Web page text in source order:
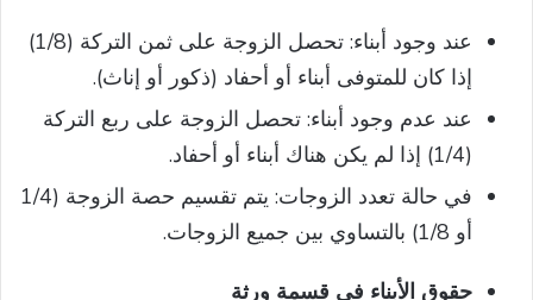
عند وجود أبناء: تحصل الزوجة على ثمن التركة (1/8)
إذا كان للمتوفى أبناء أو أحفاد (ذكور أو إناث).
عند عدم وجود أبناء: تحصل الزوجة على ربع التركة
(1/4) إذا لم يكن هناك أبناء أو أحفاد.
في حالة تعدد الزوجات: يتم تقسيم حصة الزوجة (1/4
أو 1/8) بالتساوي بين جميع الزوجات.
حقوق الأبناء في قسمة ورثة